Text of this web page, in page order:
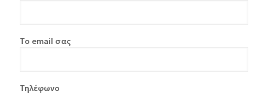
Το email σας
Τηλέφωνο